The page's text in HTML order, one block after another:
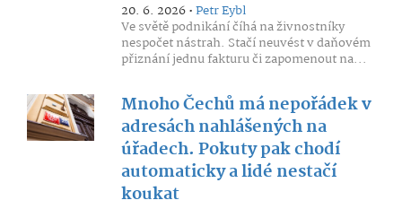
20. 6. 2026 •Petr Eybl
Ve světě podnikání číhá na živnostníky
nespočet nástrah. Stačí neuvést v daňovém
přiznání jednu fakturu či zapomenout na...
Mnoho Čechů má nepořádek v
adresách nahlášených na
úřadech. Pokuty pak chodí
automaticky a lidé nestačí
koukat